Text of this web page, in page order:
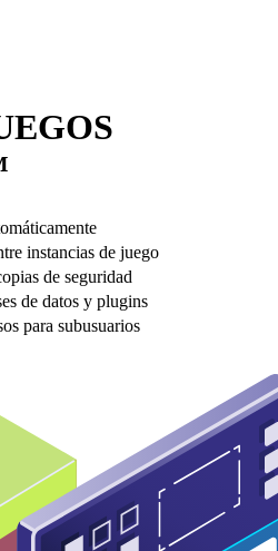
instancias de juego
de seguridad
de datos y plugins
para subusuarios